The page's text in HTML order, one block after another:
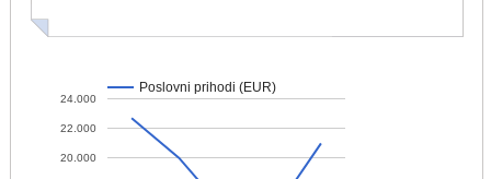
Poslovni prihodi (EUR)
20.000
22.000
24.000